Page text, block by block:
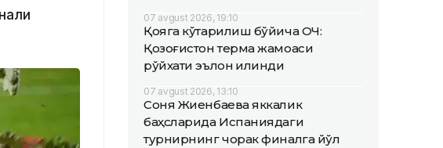
07 avgust 2026, 19:10
Қояга кўтарилиш бўйича ОЧ:
Қозоғистон терма жамоаси
рўйхати эълон қилинди
07 avgust 2026, 13:10
Соня Жиенбаева яккалик
баҳсларида Испаниядаги
турнирнинг чорак финалга йўл